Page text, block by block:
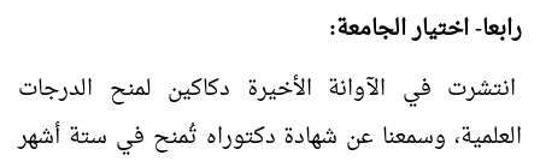
رابعا- اختيار الجامعة:
انتشرت في الآوانة الأخيرة دكاكين لمنح الدرجات
العلمية، وسمعنا عن شهادة دكتوراه تُمنح في ستة أشهر